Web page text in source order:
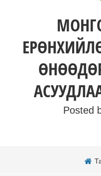
Posted